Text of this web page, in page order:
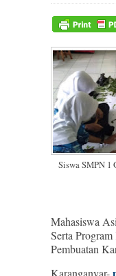
Siswa SMPN 1
Mahasiswa
Serta
Pembuatan
Karanganyar-